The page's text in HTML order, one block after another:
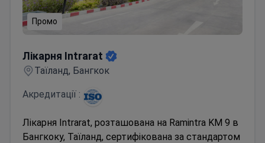
Промо
Лікарня Intrarat
Таїланд, Бангкок
Акредитації :
Лікарня Intrarat, розташована на Ramintra KM 9 в
Бангкоку, Таїланд, сертифікована за стандартом